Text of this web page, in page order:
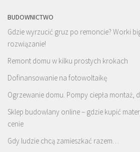
BUDOWNICTWO
Gdzie wyrzucić gruz po remoncie? Worki
rozwiązanie!
Remont domu w kilku prostych krokach
Dofinansowanie na fotowoltaikę
Ogrzewanie domu. Pompy ciepła montaż,
Sklep budowlany online – gdzie kupić
cenie
Gdy ludzie chcą zamieszkać razem…